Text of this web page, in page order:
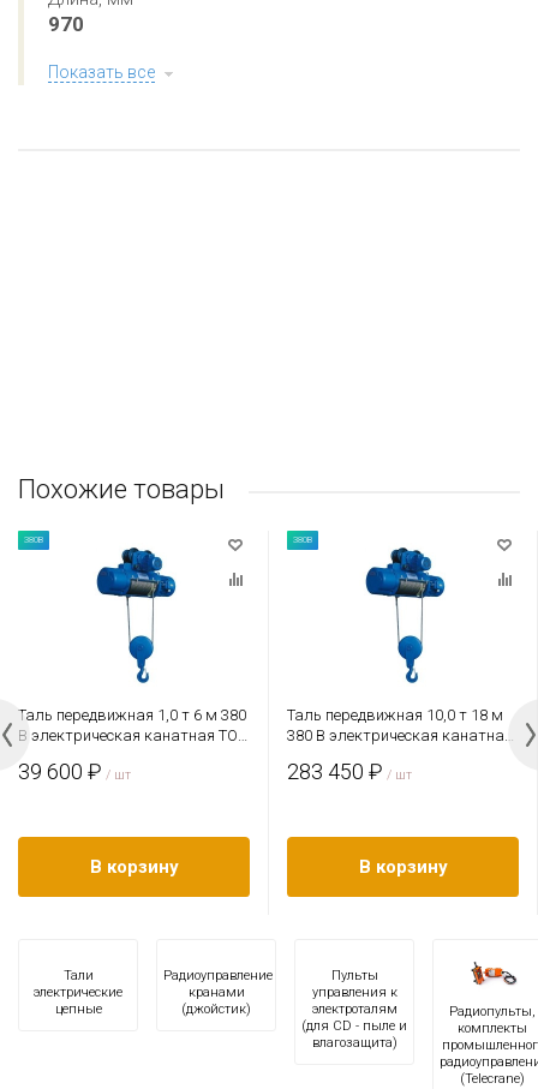
970
Показать все
Похожие товары
380В
Таль передвижная 1,0 т 6 м 380
В электрическая канатная TOR
39 600 ₽ / шт
В корзину
380В
Таль передвижная 10,0 т 18 м
380 В электрическая канатная
двигатель)
283 450 ₽ / шт
В корзину
Тали
электрические
цепные
Радиоуправление
кранами
(джойстик)
Пульты
управления к
электроталям
(для CD - пыле и
влагозащита)
Радиопульты,
комплекты
(Telecrane)